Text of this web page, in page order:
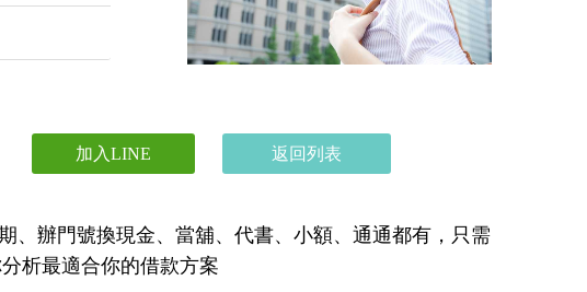
加入LINE 返回列表
、辦門號換現金、當舖、代書、小額、通通都有，只需
析最適合你的借款方案